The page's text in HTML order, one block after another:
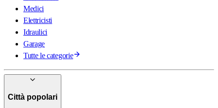
Medici
Elettricisti
Idraulici
Garage
Tutte le categorie
Città popolari